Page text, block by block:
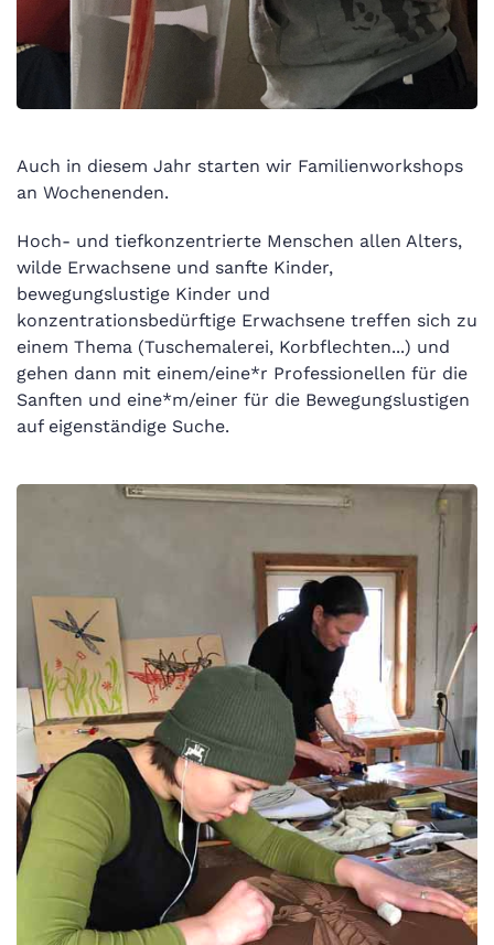
Auch in diesem Jahr starten wir Familienworkshops
an Wochenenden.
Hoch- und tiefkonzentrierte Menschen allen Alters,
wilde Erwachsene und sanfte Kinder,
bewegungslustige Kinder und
konzentrationsbedürftige Erwachsene treffen sich zu
einem Thema (Tuschemalerei, Korbflechten...) und
gehen dann mit einem/eine*r Professionellen für die
Sanften und eine*m/einer für die Bewegungslustigen
auf eigenständige Suche.